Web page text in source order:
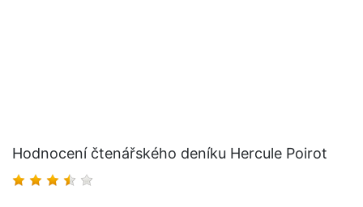
Hodnocení čtenářského deníku Hercule Poirot